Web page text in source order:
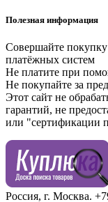
Полезная информация
Совершайте
платёжных систем
Не платите при
Не покупайте за
Этот сайт не
гарантий, не
или "сертификации
Россия, г. Москва.